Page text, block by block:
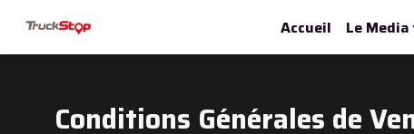
Accueil Le Media
Conditions Générales de